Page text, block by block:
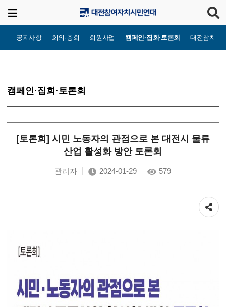
공지사항 회의·총회 회원사업 캠페인·집회·토론회 대전참치TV
캠페인·집회·토론회
[토론회] 시민 노동자의 관점으로 본 대전시 물류
산업 활성화 방안 토론회
관리자 2024-01-29 579
공유하기